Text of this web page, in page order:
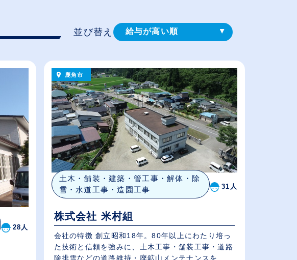
並び替え 給与が高い順
従業員が多い順
休日数が多い順
28人
鹿角市
土木・舗装・建築・管工事・解体・除
雪・水道工事・造園工事
31人
株式会社 米村組
会社の特徴 創立昭和18年。80年以上にわたり培っ
た技術と信頼を強みに、土木工事・舗装工事・道路
除排雪などの道路維持・廃鉱山メンテナンスを...